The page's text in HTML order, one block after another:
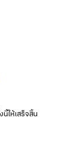
ให้เสร็จสิ้น